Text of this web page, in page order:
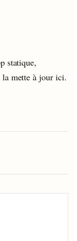
statique,
la mette à jour ici.